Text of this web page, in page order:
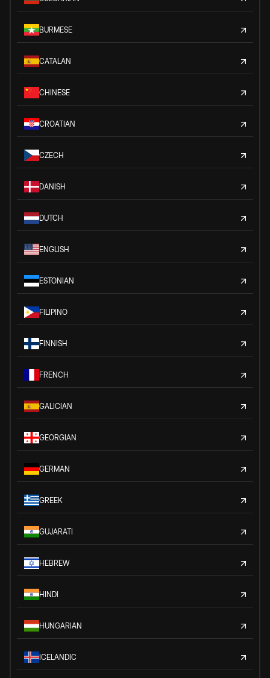
BURMESE
CATALAN
CHINESE
CROATIAN
CZECH
DANISH
DUTCH
ENGLISH
ESTONIAN
FILIPINO
FINNISH
FRENCH
GALICIAN
GEORGIAN
GERMAN
GREEK
GUJARATI
HEBREW
HINDI
HUNGARIAN
ICELANDIC